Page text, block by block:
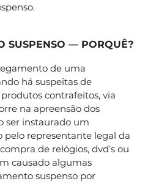
SUSPENSO — PORQUÊ?
de uma
há suspeitas de
contrafeitos, via
na apreensão dos
ser instaurado um
pelo representante legal da
de relógios, dvd’s ou
causado algumas
suspenso por